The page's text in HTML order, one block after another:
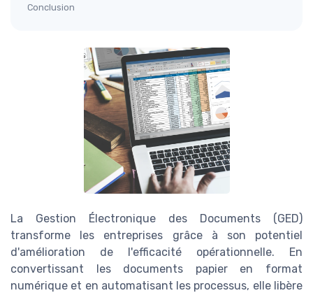
Conclusion
La Gestion Électronique des Documents (GED)
transforme les entreprises grâce à son potentiel
d'amélioration de l'efficacité opérationnelle. En
convertissant les documents papier en format
numérique et en automatisant les processus, elle libère